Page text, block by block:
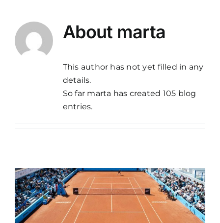
TORNEO
NOTICIAS
PRENSA
CONTACTO
About marta
This author has not yet filled in any
details.
So far marta has created 105 blog
entries.